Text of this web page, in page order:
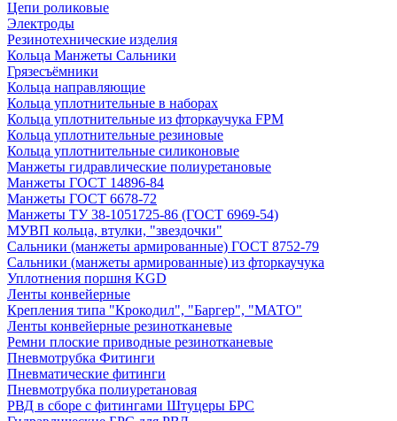
Цепи роликовые
Электроды
Резинотехнические изделия
Кольца Манжеты Сальники
Грязесъёмники
Кольца направляющие
Кольца уплотнительные в наборах
Кольца уплотнительные из фторкаучука FPM
Кольца уплотнительные резиновые
Кольца уплотнительные силиконовые
Манжеты гидравлические полиуретановые
Манжеты ГОСТ 14896-84
Манжеты ГОСТ 6678-72
Манжеты ТУ 38-1051725-86 (ГОСТ 6969-54)
МУВП кольца, втулки, "звездочки"
Сальники (манжеты армированные) ГОСТ 8752-79
Сальники (манжеты армированные) из фторкаучука
Уплотнения поршня KGD
Ленты конвейерные
Крепления типа "Крокодил", "Баргер", "МАТО"
Ленты конвейерные резинотканевые
Ремни плоские приводные резинотканевые
Пневмотрубка Фитинги
Пневматические фитинги
Пневмотрубка полиуретановая
РВД в сборе с фитингами Штуцеры БРС